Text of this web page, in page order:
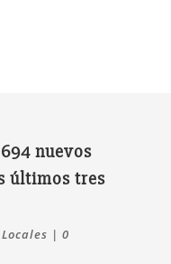
nuevos
últimos tres
Locales | 0